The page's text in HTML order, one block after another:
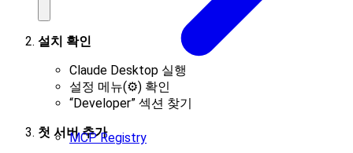
MCP Registry
설치 확인
Claude Desktop 실행
설정 메뉴(⚙️) 확인
“Developer” 섹션 찾기
첫 서버 추가